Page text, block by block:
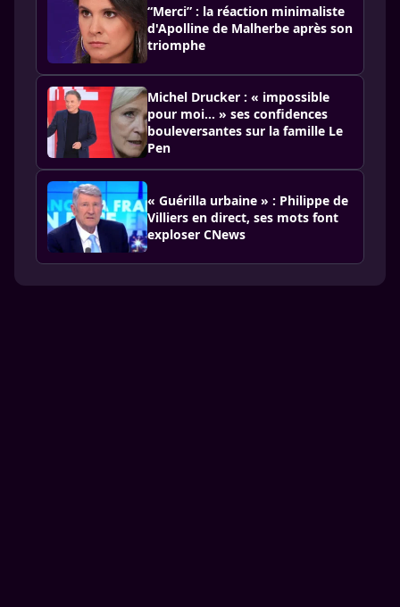
“Merci” : la réaction minimaliste
d'Apolline de Malherbe après son
triomphe
Michel Drucker : « impossible
pour moi… » ses confidences
bouleversantes sur la famille Le
Pen
« Guérilla urbaine » : Philippe de
Villiers en direct, ses mots font
exploser CNews